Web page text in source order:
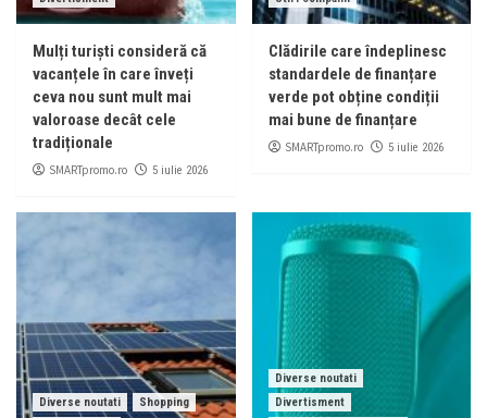
Mulți turiști consideră că
vacanțele în care înveți
ceva nou sunt mult mai
valoroase decât cele
tradiționale
SMARTpromo.ro 5 iulie 2026
Clădirile care îndeplinesc
standardele de finanțare
verde pot obține condiții
mai bune de finanțare
SMARTpromo.ro 5 iulie 2026
Diverse noutati
Shopping
Diverse noutati
Divertisment